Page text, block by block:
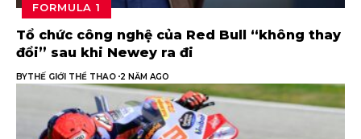
FORMULA 1
Tổ chức công nghệ của Red Bull “không thay
đổi” sau khi Newey ra đi
BYTHẾ GIỚI THỂ THAO 2 NĂM AGO